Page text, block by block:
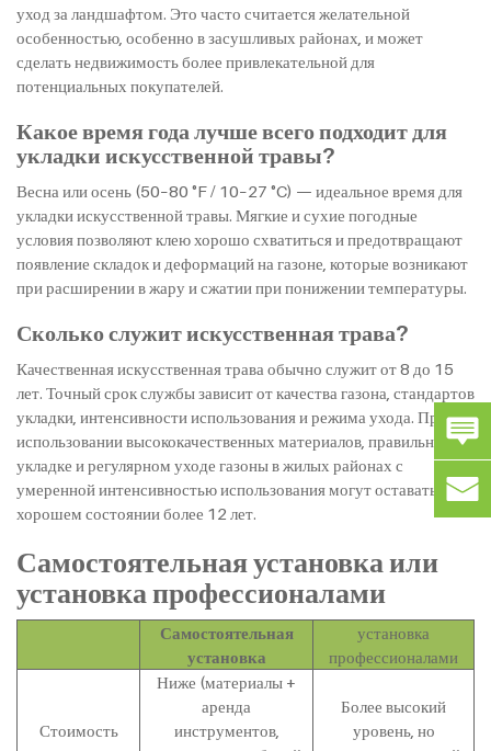
уход за ландшафтом. Это часто считается желательной
особенностью, особенно в засушливых районах, и может
сделать недвижимость более привлекательной для
потенциальных покупателей.
Какое время года лучше всего подходит для
укладки искусственной травы?
Весна или осень (50–80 °F / 10–27 °C) — идеальное время для
укладки искусственной травы. Мягкие и сухие погодные
условия позволяют клею хорошо схватиться и предотвращают
появление складок и деформаций на газоне, которые возникают
при расширении в жару и сжатии при понижении температуры.
Сколько служит искусственная трава?
Качественная искусственная трава обычно служит от 8 до 15
лет. Точный срок службы зависит от качества газона, стандартов
укладки, интенсивности использования и режима ухода. При
использовании высококачественных материалов, правильной
укладке и регулярном уходе газоны в жилых районах с
умеренной интенсивностью использования могут оставаться в
хорошем состоянии более 12 лет.
Самостоятельная установка или
установка профессионалами
Самостоятельная
установка
установка
профессионалами
Стоимость
Ниже (материалы +
аренда
инструментов,
Более высокий
уровень, но